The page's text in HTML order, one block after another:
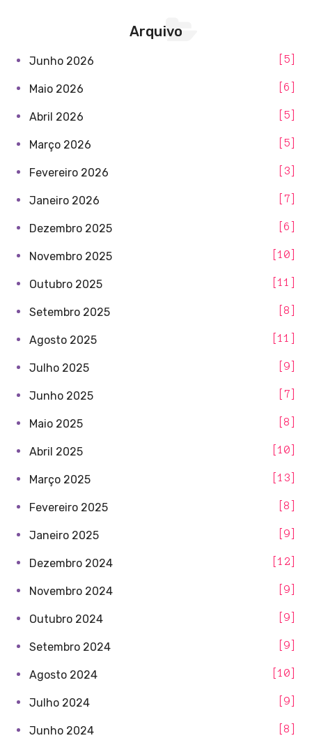
Arquivo
Junho 2026 5
Maio 2026 6
Abril 2026 5
Março 2026 5
Fevereiro 2026 3
Janeiro 2026 7
Dezembro 2025 6
Novembro 2025 10
Outubro 2025 11
Setembro 2025 8
Agosto 2025 11
Julho 2025 9
Junho 2025 7
Maio 2025 8
Abril 2025 10
Março 2025 13
Fevereiro 2025 8
Janeiro 2025 9
Dezembro 2024 12
Novembro 2024 9
Outubro 2024 9
Setembro 2024 9
Agosto 2024 10
Julho 2024 9
Junho 2024 8